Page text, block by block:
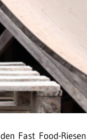
Fast Food-Riesen